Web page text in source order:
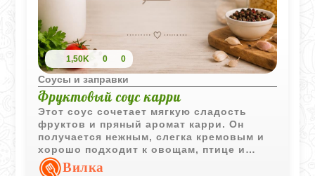
1,50K 0 0
Соусы и заправки
Фруктовый соус карри
Этот соус сочетает мягкую сладость
фруктов и пряный аромат карри. Он
получается нежным, слегка кремовым и
хорошо подходит к овощам, птице и
рису.Вилка